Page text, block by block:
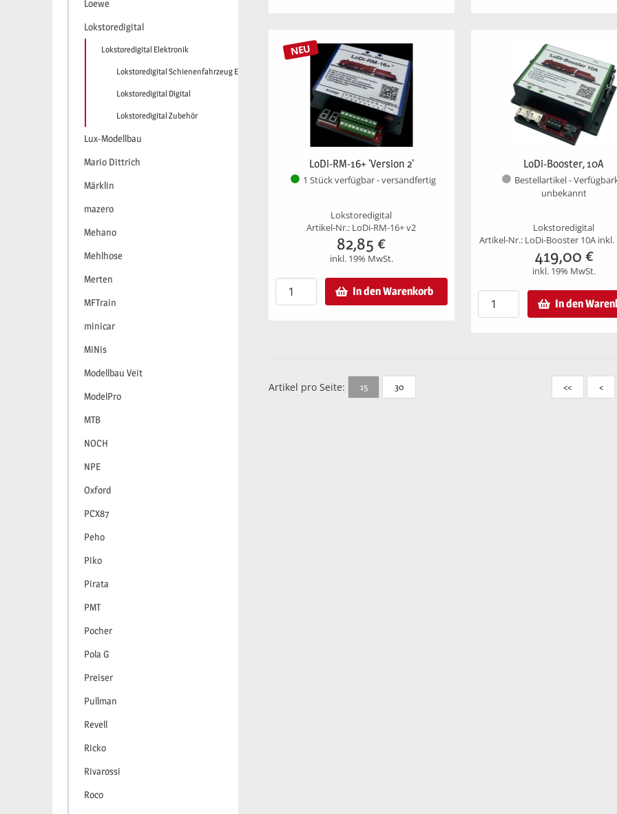
Loewe
Lokstoredigital
Lokstoredigital Elektronik
Lokstoredigital Schienenfahrzeug Elektronik
Lokstoredigital Digital
Lokstoredigital Zubehör
Lux-Modellbau
Mario Dittrich
Märklin
mazero
Mehano
Mehlhose
Merten
MFTrain
minicar
MiNis
Modellbau Veit
ModelPro
MTB
NOCH
NPE
Oxford
PCX87
Peho
Piko
Pirata
PMT
Pocher
Pola G
Preiser
Pullman
Revell
Ricko
Rivarossi
Roco
NEU
LoDi-RM-16+ 'Version 2'
1 Stück verfügbar - versandfertig
Lokstoredigital
Artikel-Nr.: LoDi-RM-16+ v2
82,85 €
inkl. 19% MwSt.
In den Warenkorb
LoDi-Booster, 10A
Bestellartikel -
unbekannt
Lokstoredigital
Artikel-Nr.: LoDi-Booster 10A
419,00 €
inkl. 19% MwSt.
In den
Artikel pro Seite: 15 30 << <